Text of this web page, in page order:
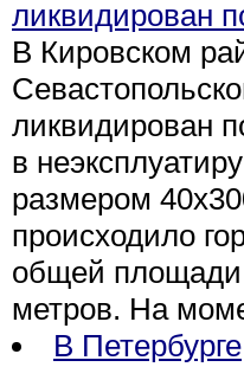
ликвидирован
В Кировском
ликвидирован
в
размером
происходило
общей площади
метров. На
В